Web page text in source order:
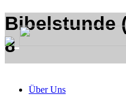
Über Uns
Bibelstunde
8
20:00
Am Stiftsland 19,